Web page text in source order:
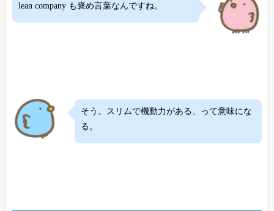
lean company も褒め言葉なんですね。
そう。スリムで機動力がある、って意味にな
る。